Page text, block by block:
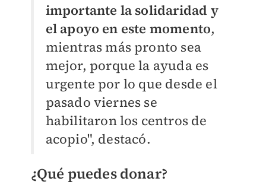
importante la solidaridad y
el apoyo en este momento,
mientras más pronto sea
mejor, porque la ayuda es
urgente por lo que desde el
pasado viernes se
habilitaron los centros de
acopio", destacó.
¿Qué puedes donar?